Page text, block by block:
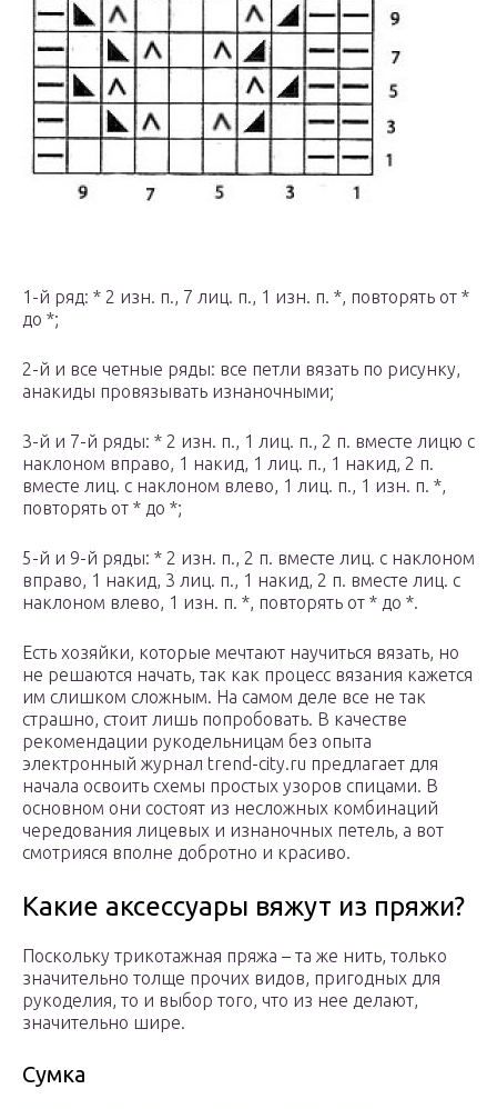
1-й ряд: * 2 изн. п., 7 лиц. п., 1 изн. п. *, повторять от *
до *;
2-й и все четные ряды: все петли вязать по рисунку,
анакиды провязывать изнаночными;
3-й и 7-й ряды: * 2 изн. п., 1 лиц. п., 2 п. вместе лицю с
наклоном вправо, 1 накид, 1 лиц. п., 1 накид, 2 п.
вместе лиц. с наклоном влево, 1 лиц. п., 1 изн. п. *,
повторять от * до *;
5-й и 9-й ряды: * 2 изн. п., 2 п. вместе лиц. с наклоном
вправо, 1 накид, 3 лиц. п., 1 накид, 2 п. вместе лиц. с
наклоном влево, 1 изн. п. *, повторять от * до *.
Есть хозяйки, которые мечтают научиться вязать, но
не решаются начать, так как процесс вязания кажется
им слишком сложным. На самом деле все не так
страшно, стоит лишь попробовать. В качестве
рекомендации рукодельницам без опыта
электронный журнал trend-city.ru предлагает для
начала освоить схемы простых узоров спицами. В
основном они состоят из несложных комбинаций
чередования лицевых и изнаночных петель, а вот
смотрияся вполне добротно и красиво.
Какие аксессуары вяжут из пряжи?
Поскольку трикотажная пряжа – та же нить, только
значительно толще прочих видов, пригодных для
рукоделия, то и выбор того, что из нее делают,
значительно шире.
Сумка